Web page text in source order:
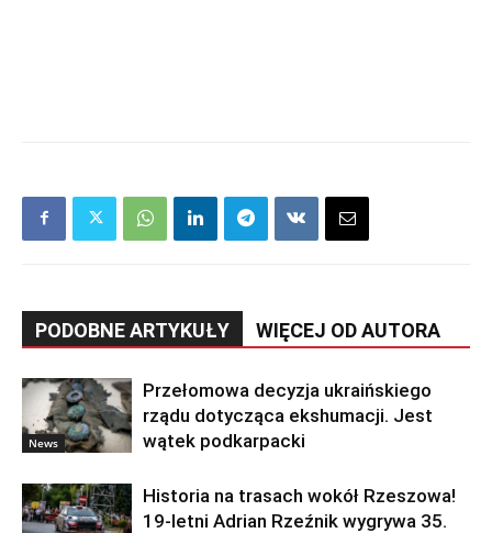
PODOBNE ARTYKUŁY WIĘCEJ OD AUTORA
News
Przełomowa decyzja ukraińskiego
rządu dotycząca ekshumacji. Jest
wątek podkarpacki
Historia na trasach wokół Rzeszowa!
19-letni Adrian Rzeźnik wygrywa 35.